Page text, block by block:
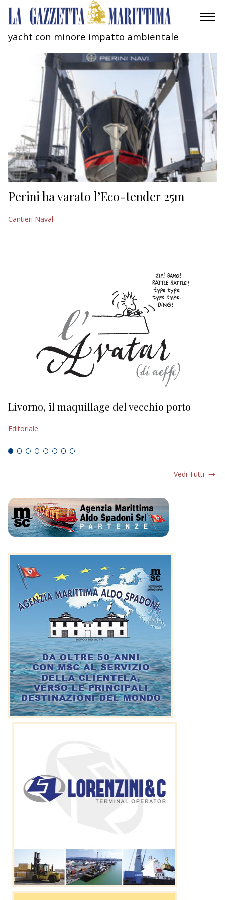
AMBIENTE
MOBILITÀ
INDUSTRIA
RICERCA
ECONOMIA
TURISMO
CULTURA
NAUTICA
yacht con minore impatto ambientale
Perini ha varato l’Eco-tender 25m
Cantieri Navali
Livorno, il maquillage del vecchio porto
Editoriale
Vedi Tutti